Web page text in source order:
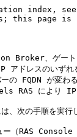
index,
this page
Broker、ゲート
ドレスのいずれ
の FQDN が変
RAS により IP
、次の手順を実行
（RAS